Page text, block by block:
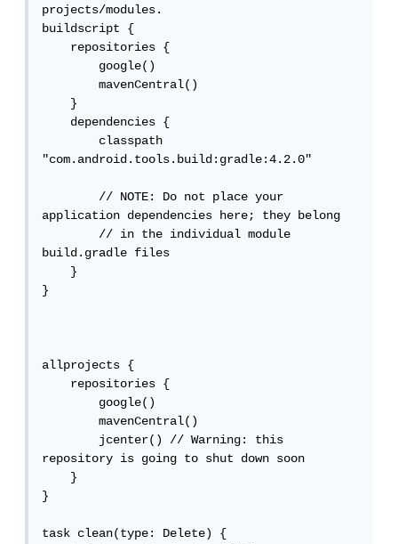
projects/modules.
buildscript {
    repositories {
        google()
        mavenCentral()
    }
    dependencies {
        classpath
"com.android.tools.build:gradle:4.2.0"
        // NOTE: Do not place your
application dependencies here; they belong
        // in the individual module
build.gradle files
    }
}
allprojects {
    repositories {
        google()
        mavenCentral()
        jcenter() // Warning: this
repository is going to shut down soon
    }
}
task clean(type: Delete) {